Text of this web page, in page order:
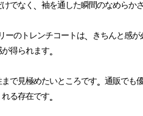
でなく、袖を通した瞬間のなめらか
のトレンチコートは、きちんと感
得られます。
見極めたいところです。通販でも
る存在です。